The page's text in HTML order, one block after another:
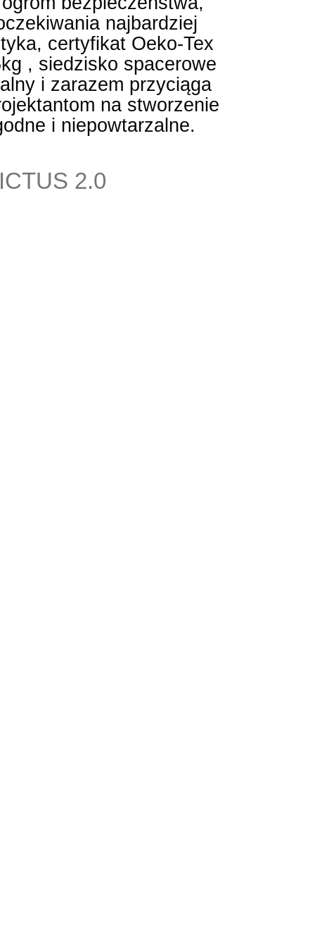
najbardziej
certyfikat Oeko-Tex
, siedzisko spacerowe
i zarazem przyciąga
na stworzenie
i niepowtarzalne.
2.0